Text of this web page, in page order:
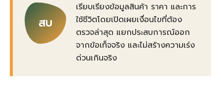
สบ
เรียบเรียงข้อมูลสินค้า ราคา และการ
ใช้ชีวิตโดยเปิดเผยเงื่อนไขที่ต้อง
ตรวจล่าสุด แยกประสบการณ์ออก
จากข้อเท็จจริง และไม่สร้างความเร่ง
ด่วนเกินจริง